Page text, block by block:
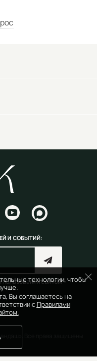
технологии, чтобы
Вы соглашаетесь на
с Правилами
И СОБЫТИЙ:
пользования сайтом
Все права защищены